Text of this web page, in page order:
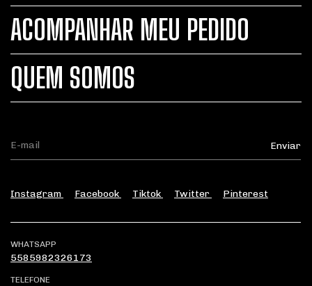
ACOMPANHAR MEU PEDIDO
QUEM SOMOS
Instagram Facebook Tiktok Twitter Pinterest
WHATSAPP
5585982326173
TELEFONE